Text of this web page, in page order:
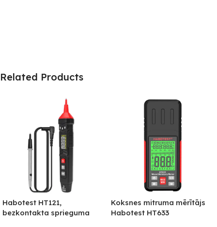
Related Products
Habotest HT121,
bezkontakta sprieguma
Koksnes mitruma mērītājs
Habotest HT633